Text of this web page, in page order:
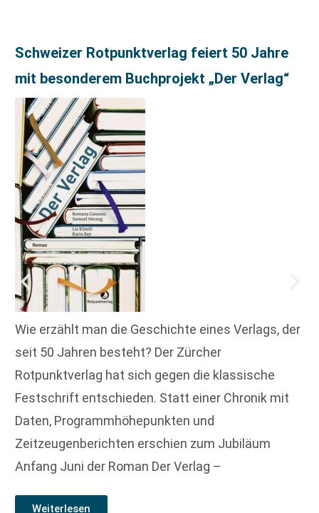
Schweizer Rotpunktverlag feiert 50 Jahre
mit besonderem Buchprojekt „Der Verlag“
Wie erzählt man die Geschichte eines Verlags, der
seit 50 Jahren besteht? Der Zürcher
Rotpunktverlag hat sich gegen die klassische
Festschrift entschieden. Statt einer Chronik mit
Daten, Programmhöhepunkten und
Zeitzeugenberichten erschien zum Jubiläum
Anfang Juni der Roman Der Verlag –
Weiterlesen